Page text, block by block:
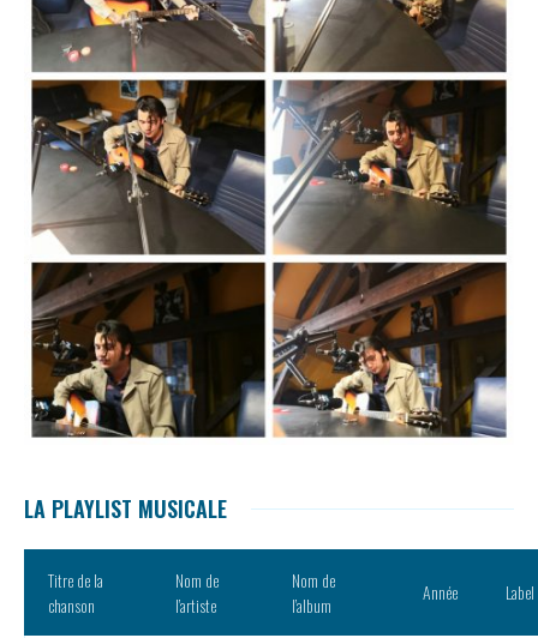
LA PLAYLIST MUSICALE
Titre de la
chanson
Nom de
l’artiste
Nom de
l’album
Année Label